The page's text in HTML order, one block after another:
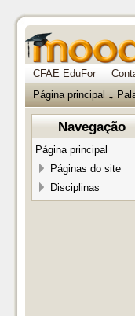
CFAE EduFor
Página principal
→
Navegação
Página principal
Páginas do site
Disciplinas